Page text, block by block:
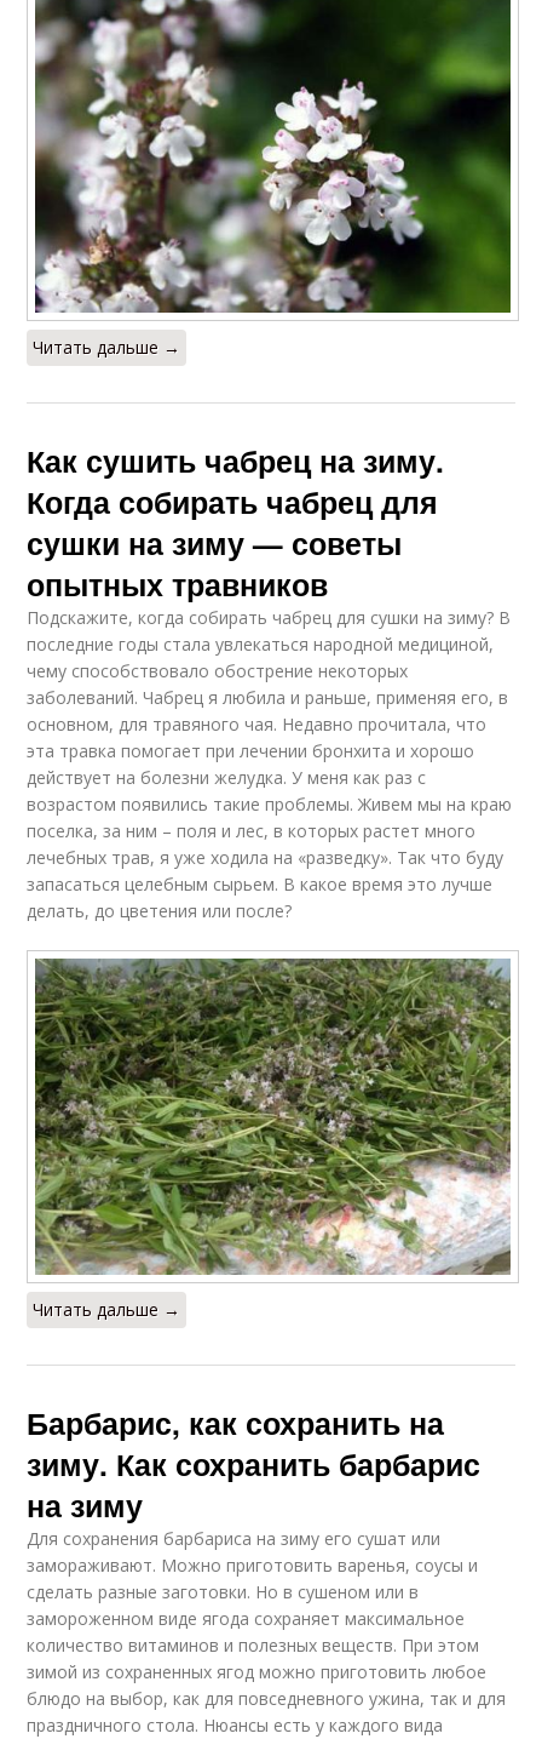
Читать дальше →
Как сушить чабрец на зиму.
Когда собирать чабрец для
сушки на зиму — советы
опытных травников
Подскажите, когда собирать чабрец для сушки на зиму? В
последние годы стала увлекаться народной медициной,
чему способствовало обострение некоторых
заболеваний. Чабрец я любила и раньше, применяя его, в
основном, для травяного чая. Недавно прочитала, что
эта травка помогает при лечении бронхита и хорошо
действует на болезни желудка. У меня как раз с
возрастом появились такие проблемы. Живем мы на краю
поселка, за ним – поля и лес, в которых растет много
лечебных трав, я уже ходила на «разведку». Так что буду
запасаться целебным сырьем. В какое время это лучше
делать, до цветения или после?
Читать дальше →
Барбарис, как сохранить на
зиму. Как сохранить барбарис
на зиму
Для сохранения барбариса на зиму его сушат или
замораживают. Можно приготовить варенья, соусы и
сделать разные заготовки. Но в сушеном или в
замороженном виде ягода сохраняет максимальное
количество витаминов и полезных веществ. При этом
зимой из сохраненных ягод можно приготовить любое
блюдо на выбор, как для повседневного ужина, так и для
праздничного стола. Нюансы есть у каждого вида